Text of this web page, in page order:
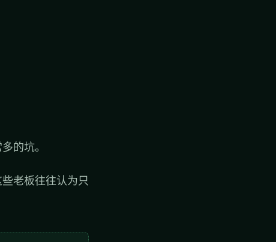
的坑。
老板往往认为只